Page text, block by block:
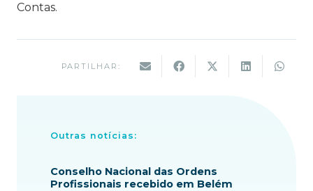
Contas.
PARTILHAR:
Outras notícias:
Conselho Nacional das Ordens
Profissionais recebido em Belém